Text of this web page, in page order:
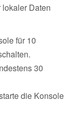
Daten
für 10
30
die Konsole